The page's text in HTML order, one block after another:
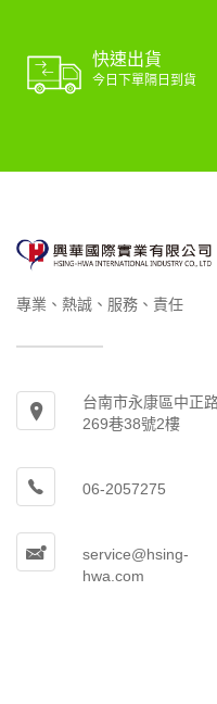
快速出貨
今日下單隔日到貨
專業、熱誠、服務、責任
台南市永康區中正
269巷38號2樓
06-2057275
service@hsing-
hwa.com